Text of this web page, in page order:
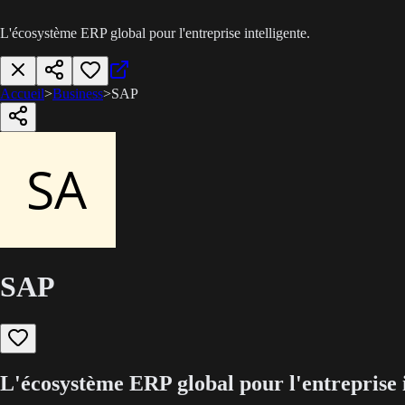
L'écosystème ERP global pour l'entreprise intelligente.
Accueil>Business>SAP
SAP
L'écosystème ERP global pour l'entreprise